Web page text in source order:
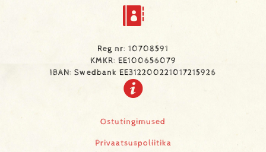
Reg nr: 10708591
KMKR: EE100656079
IBAN: Swedbank EE312200221017215926
Ostutingimused
Privaatsuspoliitika